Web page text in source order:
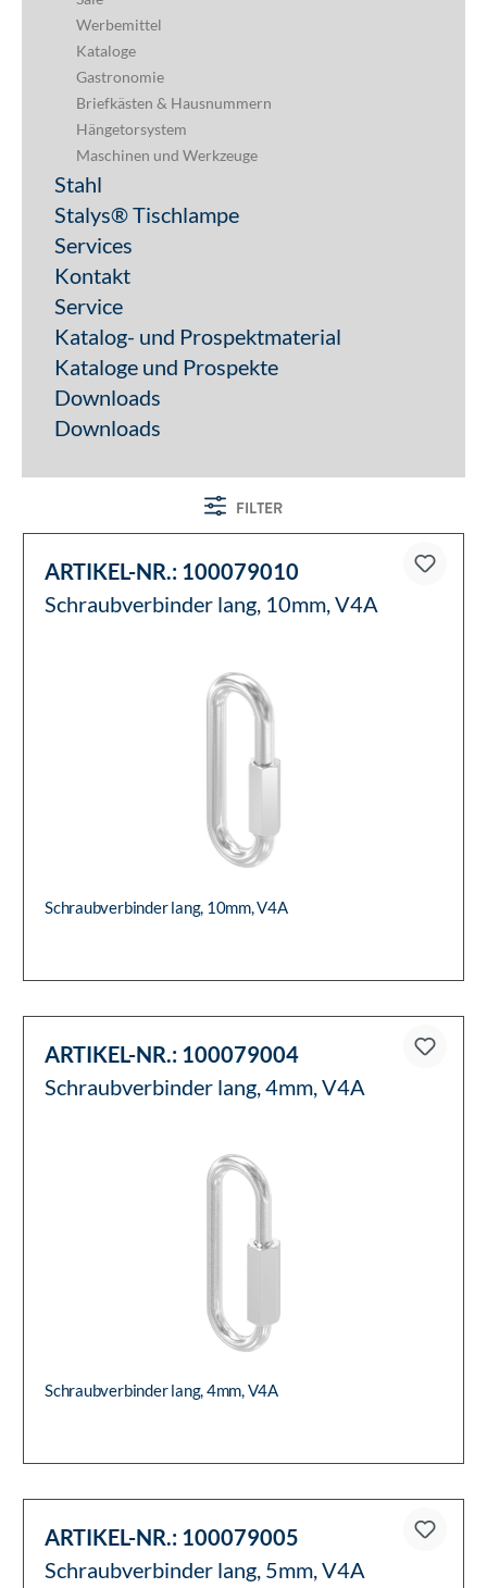
BRENK-fix®
Desinfektionsständer
Pflanzkübel
Befestigungstechnik / Schrauben
Drehfix
Sale
Werbemittel
Kataloge
Gastronomie
Briefkästen & Hausnummern
Hängetorsystem
Maschinen und Werkzeuge
Stahl
Stalys® Tischlampe
Services
Kontakt
Katalog- und Prospektmaterial
Kataloge und Prospekte
Downloads
Downloads
100079010
Schraubverbinder lang, 10mm, V4A
100079004
Schraubverbinder lang, 4mm, V4A